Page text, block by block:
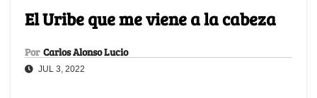
El Uribe que me viene a la cabeza
Por Carlos Alonso Lucio
JUL 3, 2022